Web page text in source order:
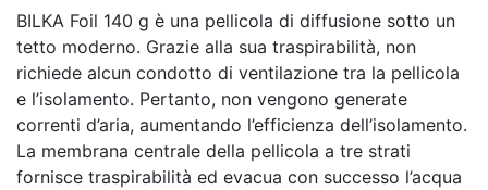
BILKA Foil 140 g è una pellicola di diffusione sotto un
tetto moderno. Grazie alla sua traspirabilità, non
richiede alcun condotto di ventilazione tra la pellicola
e l’isolamento. Pertanto, non vengono generate
correnti d’aria, aumentando l’efficienza dell’isolamento.
La membrana centrale della pellicola a tre strati
fornisce traspirabilità ed evacua con successo l’acqua